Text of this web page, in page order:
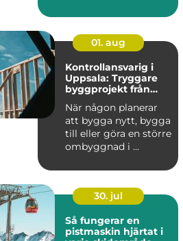
hög, arbetet påverk...
01. aug
Kontrollansvarig i
Uppsala: Tryggare
byggprojekt från
När någon planerar
att bygga nytt, bygga
till eller göra en större
ombyggnad i ...
30. jul
Så fungerar en
pistmaskin hjärtat i